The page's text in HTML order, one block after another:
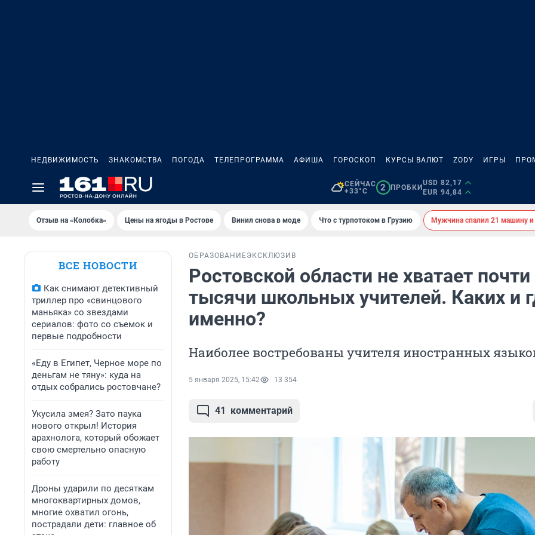
НЕДВИЖИМОСТЬ ЗНАКОМСТВА ПОГОДА ТЕЛЕПРОГРАММА АФИША ГОРОСКОП КУРСЫ ВАЛЮТ ZODY ИГРЫ
СЕЙЧАС
+33°C
2 ПРОБКИ
USD 82,17
EUR 94,84
Отзыв на «Колобка» Цены на ягоды в Ростове Винил снова в моде Что с турпотоком в Грузию Мужчина спалил 21 машину
ВСЕ НОВОСТИ
Как снимают детективный
триллер про «свинцового
маньяка» со звездами
сериалов: фото со съемок и
первые подробности
«Еду в Египет, Черное море по
деньгам не тяну»: куда на
отдых собрались ростовчане?
Укусила змея? Зато паука
нового открыл! История
арахнолога, который обожает
свою смертельно опасную
работу
Дроны ударили по десяткам
многоквартирных домов,
многие охватил огонь,
пострадали дети: главное об
ОБРАЗОВАНИЕЭКСКЛЮЗИВ
Ростовской области не хватает почти
тысячи школьных учителей. Каких и
именно?
Наиболее востребованы учителя иностранных
5 января 2025, 15:42 13 354
41 комментарий